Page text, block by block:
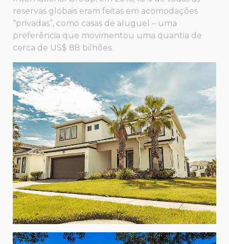
reservas globais eram feitas em acomodações
“privadas”, como casas de aluguel – uma
preferência que movimentou uma quantia de
cerca de US$ 88 bilhões.